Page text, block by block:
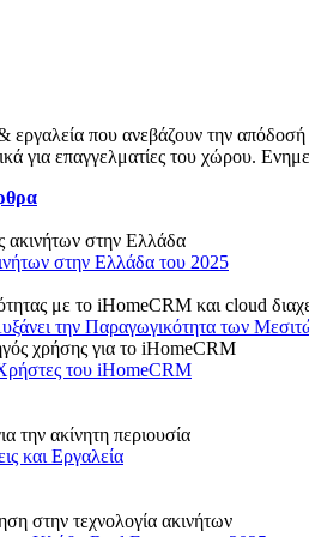
που ανεβάζουν την απόδοσή
για επαγγελματίες του χώρου.
στην Ελλάδα του 2025
την Παραγωγικότητα των
του iHomeCRM
και Εργαλεία